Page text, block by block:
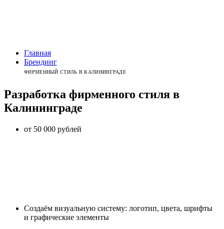
Главная
Брендинг
ФИРМЕННЫЙ СТИЛЬ В КАЛИНИНГРАДЕ
Разработка фирменного стиля в
Калининграде
от 50 000 рублей
Создаём визуальную систему: логотип, цвета, шрифты
и графические элементы